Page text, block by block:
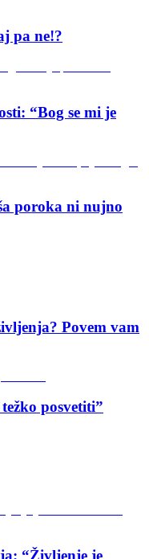
pa ne!?
“Bog se mi je
poroka ni nujno
Povem vam
posvetiti”
“Življenje je